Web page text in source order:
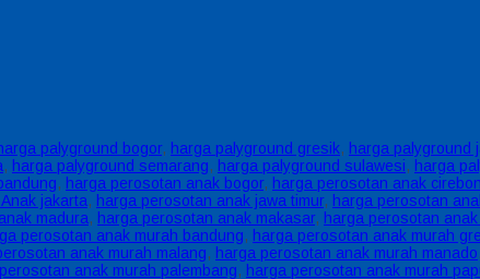
palyground bogor, harga palyground gresik, harga palyground
, harga palyground semarang, harga palyground sulawesi, harga
, harga perosotan anak bogor, harga perosotan anak cirebon
jakarta, harga perosotan anak jawa timur, harga perosotan
madura, harga perosotan anak makasar, harga perosotan
perosotan anak murah bandung, harga perosotan anak murah
anak murah malang, harga perosotan anak murah manado
anak murah palembang, harga perosotan anak murah